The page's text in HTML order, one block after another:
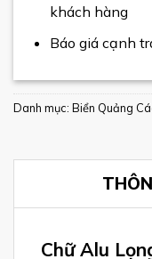
khách hàng
Báo giá cạnh
Danh mục: Biển Quảng
Chữ Alu